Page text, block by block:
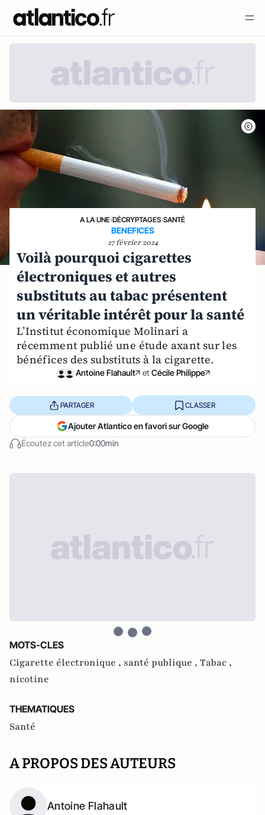
A LA UNE›DÉCRYPTAGES›SANTÉ
BENEFICES
27 février 2024
Voilà pourquoi cigarettes
électroniques et autres
substituts au tabac présentent
un véritable intérêt pour la santé
L’Institut économique Molinari a
récemment publié une étude axant sur les
bénéfices des substituts à la cigarette.
Antoine Flahault et Cécile Philippe
Écoutez cet article0:00min
PARTAGER CLASSER
Ajouter Atlantico en favori sur Google
MOTS-CLES
Cigarette électronique , santé publique , Tabac ,
nicotine
THEMATIQUES
Santé
A PROPOS DES AUTEURS
Antoine Flahault